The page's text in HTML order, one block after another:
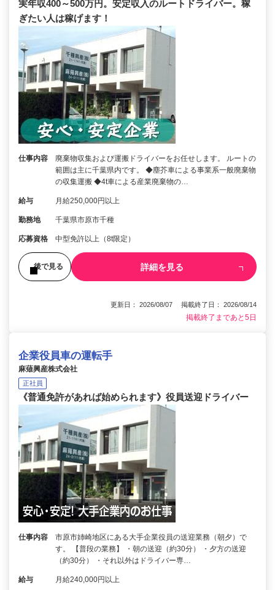
実年収400～500万円。安定収入のルートドライバー。稼
ぎたい人は稼げます！
仕事内容
廃棄物収集および運搬ドライバーをお任せします。 ルートの
範囲は主に千葉県内です。 ◆塵芥車による事業系一般廃棄物
の収集運搬 ◆4t車による産業廃棄物の…
給与 月給250,000円以上
勤務地 千葉県市原市千種
応募資格 中型免許以上（8t限定）
後で見る 詳細を見る
更新日： 2026/08/07 掲載終了日： 2026/08/14
掲載終了まであと5日
企業役員車の運転手
麻薙興産株式会社
正社員
《普通免許があれば始められます》役員送迎ドライバー
仕事内容
市原市姉崎地区にある大手企業役員の送迎業務（朝夕）で
す。 【普段の業務】 ・朝の送迎（約30分） ・夕方の送迎
（約30分） ・それ以外はドライバー専…
給与 月給240,000円以上